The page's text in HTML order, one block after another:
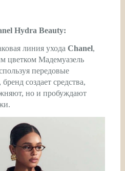
Hydra Beauty:
линия ухода Chanel,
цветком Мадемуазель
передовые
создает средства,
но и пробуждают